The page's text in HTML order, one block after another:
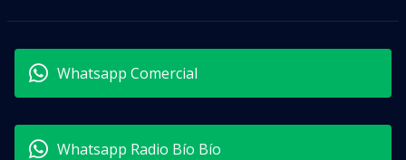
Whatsapp Comercial
Whatsapp Radio Bío Bío